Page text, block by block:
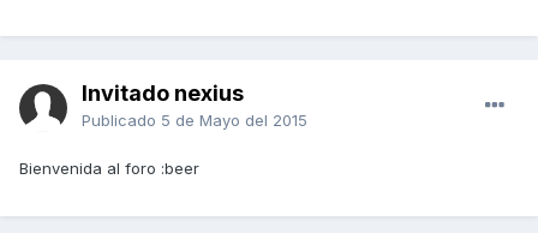
Invitado nexius
Publicado 5 de Mayo del 2015
Bienvenida al foro :beer